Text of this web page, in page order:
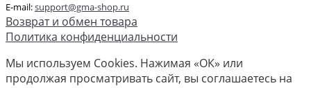
E-mail:support@gma-shop.ru
Возврат и обмен товара
Политика конфиденциальности
Мы используем Cookies. Нажимая «ОК» или
продолжая просматривать сайт, вы соглашаетесь на